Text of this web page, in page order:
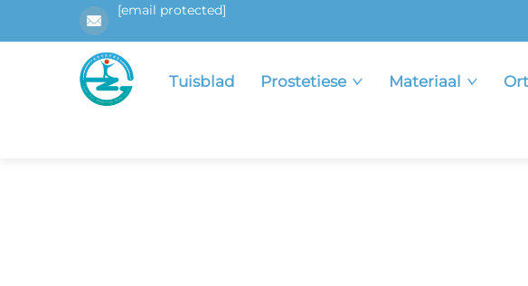
[email protected]
Tuisblad Prostetiese Materiaal